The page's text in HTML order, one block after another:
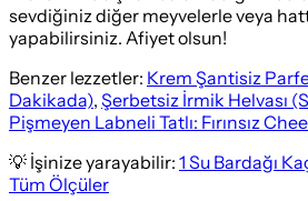
sevdiğiniz diğer meyvelerle veya
yapabilirsiniz. Afiyet olsun!
Benzer lezzetler: Krem Şantisiz
Dakikada), Şerbetsiz İrmik Helvası
Pişmeyen Labneli Tatlı: Fırınsız
💡 İşinize yarayabilir: 1 Su Bardağı
Tüm Ölçüler